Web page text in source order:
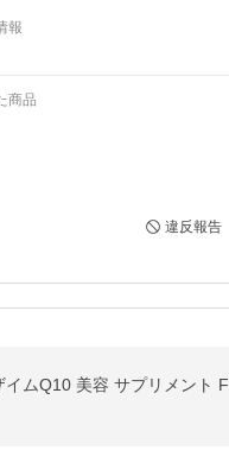
報
商品
違反報告
ムQ10 美容 サプリメント F